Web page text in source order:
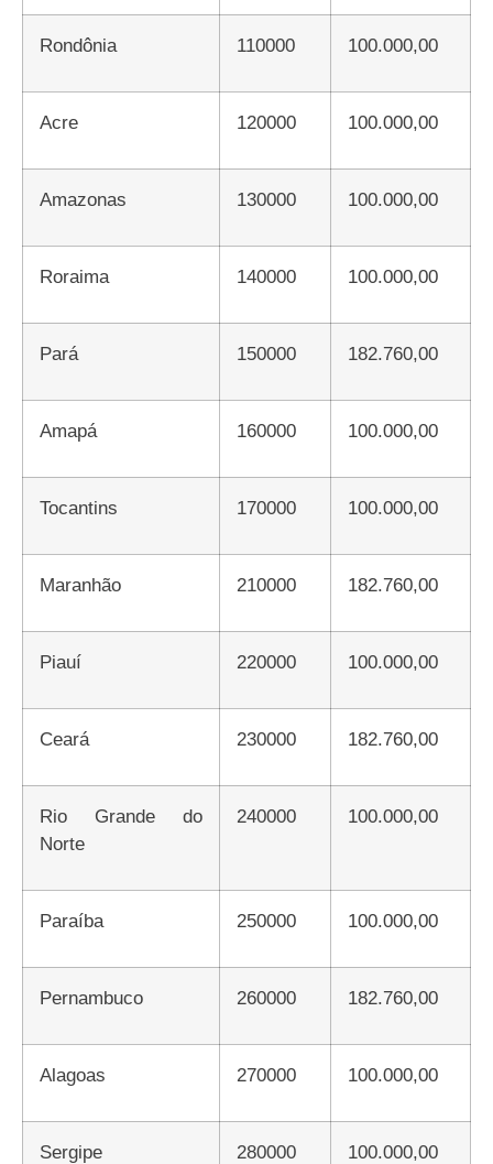
Rondônia 110000 100.000,00
Acre 120000 100.000,00
Amazonas 130000 100.000,00
Roraima 140000 100.000,00
Pará 150000 182.760,00
Amapá 160000 100.000,00
Tocantins 170000 100.000,00
Maranhão 210000 182.760,00
Piauí 220000 100.000,00
Ceará 230000 182.760,00
Rio Grande do
Norte
240000 100.000,00
Paraíba 250000 100.000,00
Pernambuco 260000 182.760,00
Alagoas 270000 100.000,00
Sergipe 280000 100.000,00